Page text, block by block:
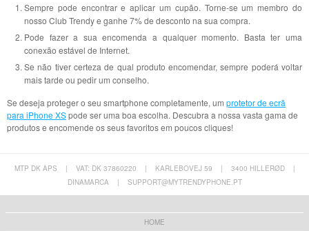
Sempre pode encontrar e aplicar um cupão. Torne-se um membro do
nosso Club Trendy e ganhe 7% de desconto na sua compra.
Pode fazer a sua encomenda a qualquer momento. Basta ter uma
conexão estável de Internet.
Se não tiver certeza de qual produto encomendar, sempre poderá voltar
mais tarde ou pedir um conselho.
Se deseja proteger o seu smartphone completamente, um protetor de ecrã
para iPhone XSpode ser uma boa escolha. Descubra a nossa vasta gama de
produtos e encomende os seus favoritos em poucos cliques!
MTP DK APS | VAT: DK 37860220 | KARLEBOVEJ 59 | 3400 HILLERØD
|
DINAMARCA
| SUPPORT@MYTRENDYPHONE.PT
HOME